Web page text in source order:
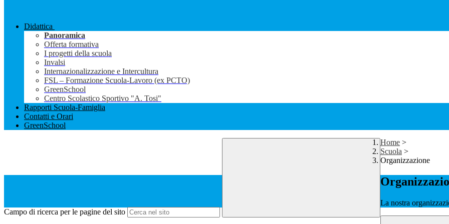
Didattica
Panoramica
Offerta formativa
I progetti della scuola
Invalsi
Internazionalizzazione e Intercultura
FSL – Formazione Scuola-Lavoro (ex PCTO)
GreenSchool
Centro Scolastico Sportivo "A. Tosi"
Rapporti Scuola-Famiglia
Contatti e Orari
GreenSchool
Campo di ricerca per le pagine del sito
Home >
Scuola >
Organizzazione
La nostra